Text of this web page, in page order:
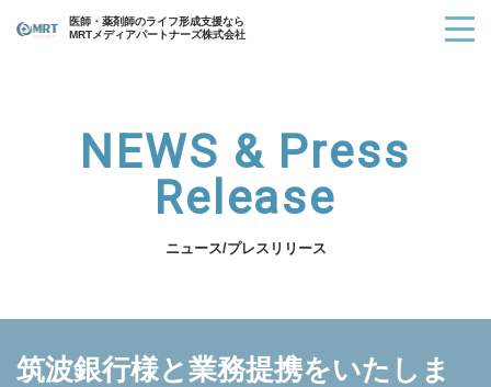
医師・薬剤師のライフ形成支援なら
MRTメディアパートナーズ株式会社
NEWS & Press
Release
ニュース/プレスリリース
筑波銀行様と業務提携をいたしま